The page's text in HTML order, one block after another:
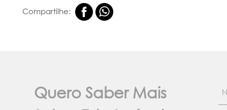
Compartilhe:
Quero Saber Mais